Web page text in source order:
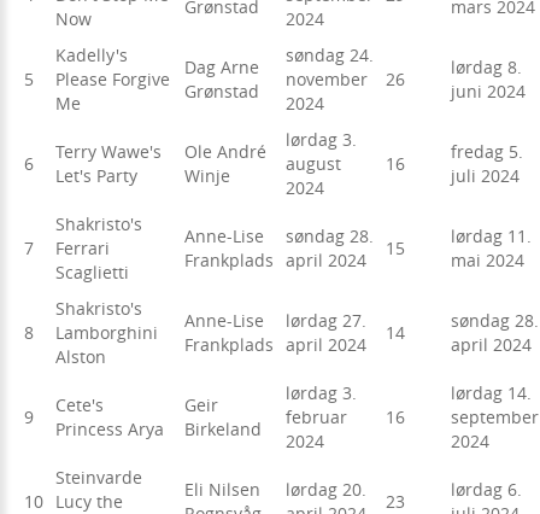
Now
Grønstad
2024
mars 2024
5
Kadelly's
Please Forgive
Me
Dag Arne
Grønstad
søndag 24.
november
2024
26
lørdag 8.
juni 2024
6
Terry Wawe's
Let's Party
Ole André
Winje
lørdag 3.
august
2024
16
fredag 5.
juli 2024
7
Shakristo's
Ferrari
Scaglietti
Anne-Lise
Frankplads
søndag 28.
april 2024
15
lørdag 11.
mai 2024
8
Shakristo's
Lamborghini
Alston
Anne-Lise
Frankplads
lørdag 27.
april 2024
14
søndag 28.
april 2024
9
Cete's
Princess Arya
Geir
Birkeland
lørdag 3.
februar
2024
16
lørdag 14.
september
2024
10
Steinvarde
Lucy the
Eli Nilsen
lørdag 20.
23
lørdag 6.